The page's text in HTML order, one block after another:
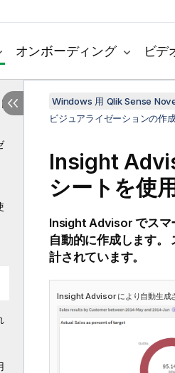
オンボーディング ビデ
Windows 用 Qlik Sense
ビジュアライゼーションの作
Insight
シートを使
Insight Advisor でスマ
自動的に作成します。
計されています。
Insight Advisorにより自動生成